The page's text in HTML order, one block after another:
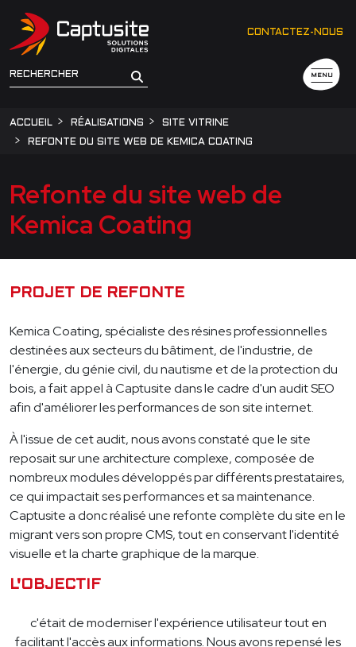
CONTACTEZ-NOUS
MENU
ACCUEIL RÉALISATIONS
SITE VITRINE
REFONTE DU SITE WEB DE KEMICA COATING
Refonte du site web de
Kemica Coating
PROJET DE REFONTE
Kemica Coating, spécialiste des résines professionnelles
destinées aux secteurs du bâtiment, de l'industrie, de
l'énergie, du génie civil, du nautisme et de la protection du
bois, a fait appel à Captusite dans le cadre d'un audit SEO
afin d'améliorer les performances de son site internet.
À l'issue de cet audit, nous avons constaté que le site
reposait sur une architecture complexe, composée de
nombreux modules développés par différents prestataires,
ce qui impactait ses performances et sa maintenance.
Captusite a donc réalisé une refonte complète du site en le
migrant vers son propre CMS, tout en conservant l'identité
visuelle et la charte graphique de la marque.
L'OBJECTIF
c'était de moderniser l'expérience utilisateur tout en
facilitant l'accès aux informations. Nous avons repensé les